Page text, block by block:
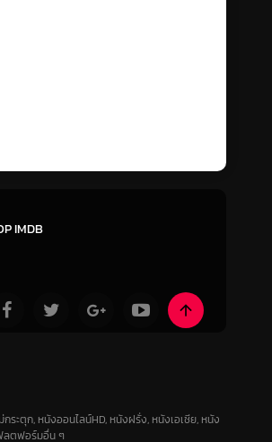
IMDB
ะตุก, หนังออนไลน์HD, หนังฝรั่ง, หนังเอเชีย, หนัง
ลตฟอร์มอื่น ๆ